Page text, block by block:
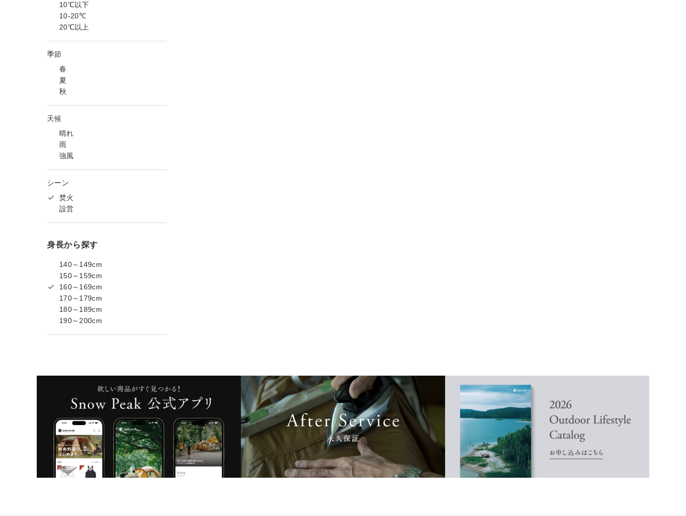
10℃以下
10-20℃
20℃以上
季節
春
夏
秋
天候
晴れ
雨
強風
シーン
焚火
設営
身長から探す
140～149cm
150～159cm
160～169cm
170～179cm
180～189cm
190～200cm